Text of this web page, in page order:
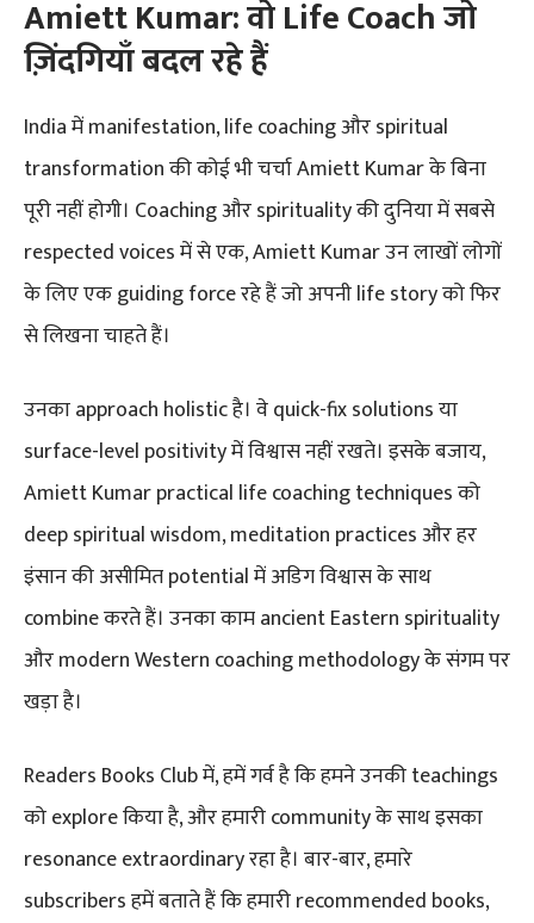
Amiett Kumar: वो Life Coach जो
ज़िंदगियाँ बदल रहे हैं
India में manifestation, life coaching और spiritual
transformation की कोई भी चर्चा Amiett Kumar के बिना
पूरी नहीं होगी। Coaching और spirituality की दुनिया में सबसे
respected voices में से एक, Amiett Kumar उन लाखों लोगों
के लिए एक guiding force रहे हैं जो अपनी life story को फिर
से लिखना चाहते हैं।
उनका approach holistic है। वे quick-fix solutions या
surface-level positivity में विश्वास नहीं रखते। इसके बजाय,
Amiett Kumar practical life coaching techniques को
deep spiritual wisdom, meditation practices और हर
इंसान की असीमित potential में अडिग विश्वास के साथ
combine करते हैं। उनका काम ancient Eastern spirituality
और modern Western coaching methodology के संगम पर
खड़ा है।
Readers Books Club में, हमें गर्व है कि हमने उनकी teachings
को explore किया है, और हमारी community के साथ इसका
resonance extraordinary रहा है। बार-बार, हमारे
subscribers हमें बताते हैं कि हमारी recommended books,